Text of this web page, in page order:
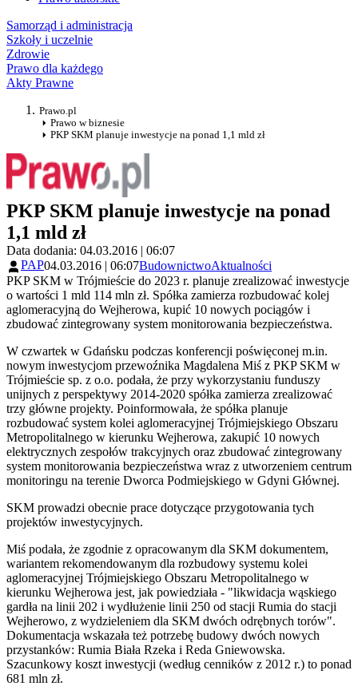
Samorząd i administracja
Szkoły i uczelnie
Zdrowie
Prawo dla każdego
Akty Prawne
Prawo.pl
Prawo w biznesie
PKP SKM planuje inwestycje na ponad 1,1 mld zł
PKP SKM planuje inwestycje na ponad
1,1 mld zł
Data dodania: 04.03.2016 | 06:07
PAP04.03.2016 | 06:07BudownictwoAktualności
PKP SKM w Trójmieście do 2023 r. planuje zrealizować inwestycje
o wartości 1 mld 114 mln zł. Spółka zamierza rozbudować kolej
aglomeracyjną do Wejherowa, kupić 10 nowych pociągów i
zbudować zintegrowany system monitorowania bezpieczeństwa.
W czwartek w Gdańsku podczas konferencji poświęconej m.in.
nowym inwestycjom przewoźnika Magdalena Miś z PKP SKM w
Trójmieście sp. z o.o. podała, że przy wykorzystaniu funduszy
unijnych z perspektywy 2014-2020 spółka zamierza zrealizować
trzy główne projekty. Poinformowała, że spółka planuje
rozbudować system kolei aglomeracyjnej Trójmiejskiego Obszaru
Metropolitalnego w kierunku Wejherowa, zakupić 10 nowych
elektrycznych zespołów trakcyjnych oraz zbudować zintegrowany
system monitorowania bezpieczeństwa wraz z utworzeniem centrum
monitoringu na terenie Dworca Podmiejskiego w Gdyni Głównej.
SKM prowadzi obecnie prace dotyczące przygotowania tych
projektów inwestycyjnych.
Miś podała, że zgodnie z opracowanym dla SKM dokumentem,
wariantem rekomendowanym dla rozbudowy systemu kolei
aglomeracyjnej Trójmiejskiego Obszaru Metropolitalnego w
kierunku Wejherowa jest, jak powiedziała - "likwidacja wąskiego
gardła na linii 202 i wydłużenie linii 250 od stacji Rumia do stacji
Wejherowo, z wydzieleniem dla SKM dwóch odrębnych torów".
Dokumentacja wskazała też potrzebę budowy dwóch nowych
przystanków: Rumia Biała Rzeka i Reda Gniewowska.
Szacunkowy koszt inwestycji (według cenników z 2012 r.) to ponad
681 mln zł.